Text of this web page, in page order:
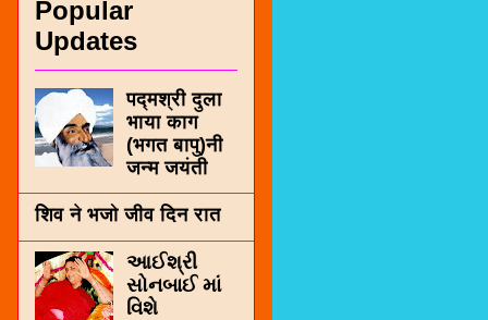
Popular
Updates
पद्मश्री दुला
भाया काग
(भगत बापु)नी
जन्म जयंती
शिव ने भजो जीव दिन रात
આઈશ્રી
સોનબાઈ માં
વિશે